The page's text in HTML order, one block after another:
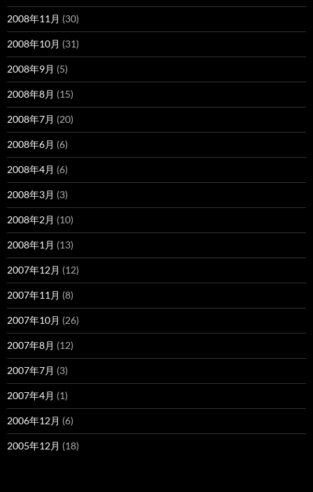
2008年11月 (30)
2008年10月 (31)
2008年9月 (5)
2008年8月 (15)
2008年7月 (20)
2008年6月 (6)
2008年4月 (6)
2008年3月 (3)
2008年2月 (10)
2008年1月 (13)
2007年12月 (12)
2007年11月 (8)
2007年10月 (26)
2007年8月 (12)
2007年7月 (3)
2007年4月 (1)
2006年12月 (6)
2005年12月 (18)